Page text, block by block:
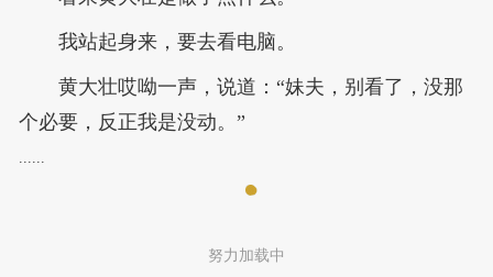
我站起身来，要去看电脑。
黄大壮哎呦一声，说道：“妹夫，别看了，没那
个必要，反正我是没动。”
......
努力加载中